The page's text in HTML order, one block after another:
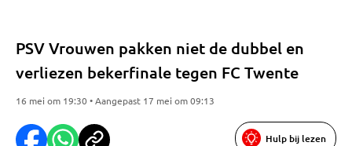
PSV Vrouwen pakken niet de dubbel en
verliezen bekerfinale tegen FC Twente
16 mei om 19:30 • Aangepast 17 mei om 09:13
Hulp bij lezen